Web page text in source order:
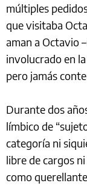
múltiples
que visitaba
aman a Octavio
involucrado en
pero jamás
Durante dos
límbico de
categoría ni
libre de cargos
como